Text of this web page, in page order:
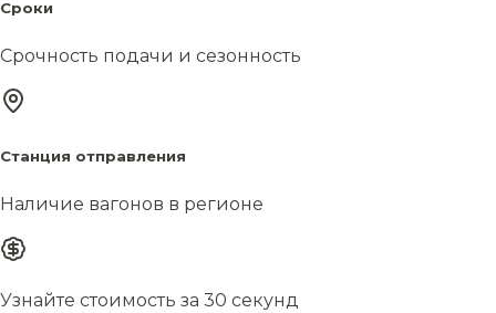
Сроки
Срочность подачи и сезонность
Станция отправления
Наличие вагонов в регионе
Узнайте стоимость за 30 секунд